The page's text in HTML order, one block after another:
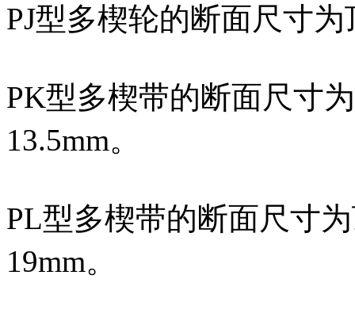
PJ型多楔轮的断面尺寸
PK型多楔带的断面尺寸
13.5mm。
PL型多楔带的断面尺寸
19mm。